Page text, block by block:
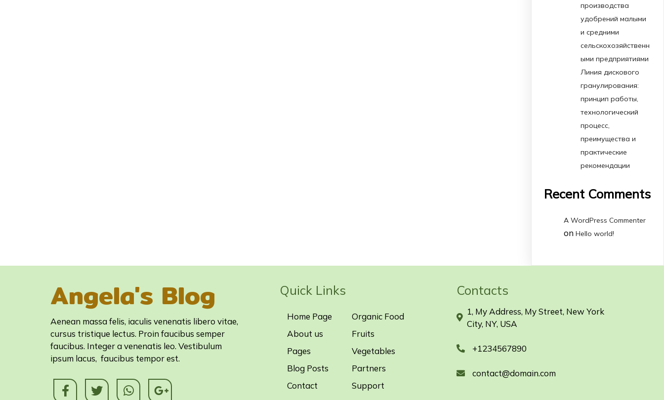
производства
удобрений малыми
и средними
сельскохозяйственн
ыми предприятиями
Линия дискового
гранулирования:
принцип работы,
технологический
процесс,
преимущества и
практические
рекомендации
Recent Comments
A WordPress Commenter
onHello world!
Angela's Blog
Aenean massa felis, iaculis venenatis libero vitae,
cursus tristique lectus. Proin faucibus semper
faucibus. Integer a venenatis leo. Vestibulum
ipsum lacus, faucibus tempor est.
Quick Links
Home Page
About us
Pages
Blog Posts
Contact
Organic Food
Fruits
Vegetables
Partners
Support
Contacts
1, My Address, My Street, New York
City, NY, USA
+1234567890
contact@domain.com